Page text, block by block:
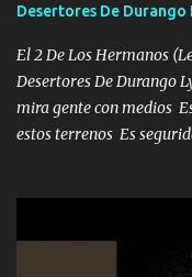
bailar Pero es que tengo
mueven solo por el interés
Desertores De Durango
El 2 De Los Hermanos
Desertores De Durango
mira gente con medios
estos terrenos Es
ni tampoco las mujeres
que estar alegres doy